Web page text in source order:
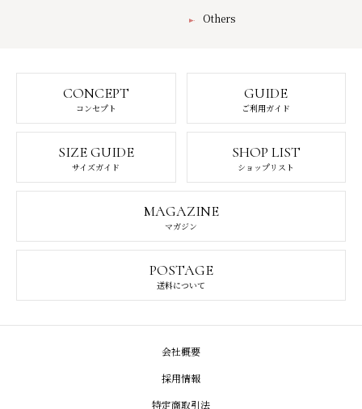
Others
CONCEPT
コンセプト
GUIDE
ご利用ガイド
SIZE GUIDE
サイズガイド
SHOP LIST
ショップリスト
MAGAZINE
マガジン
POSTAGE
送料について
会社概要
採用情報
特定商取引法